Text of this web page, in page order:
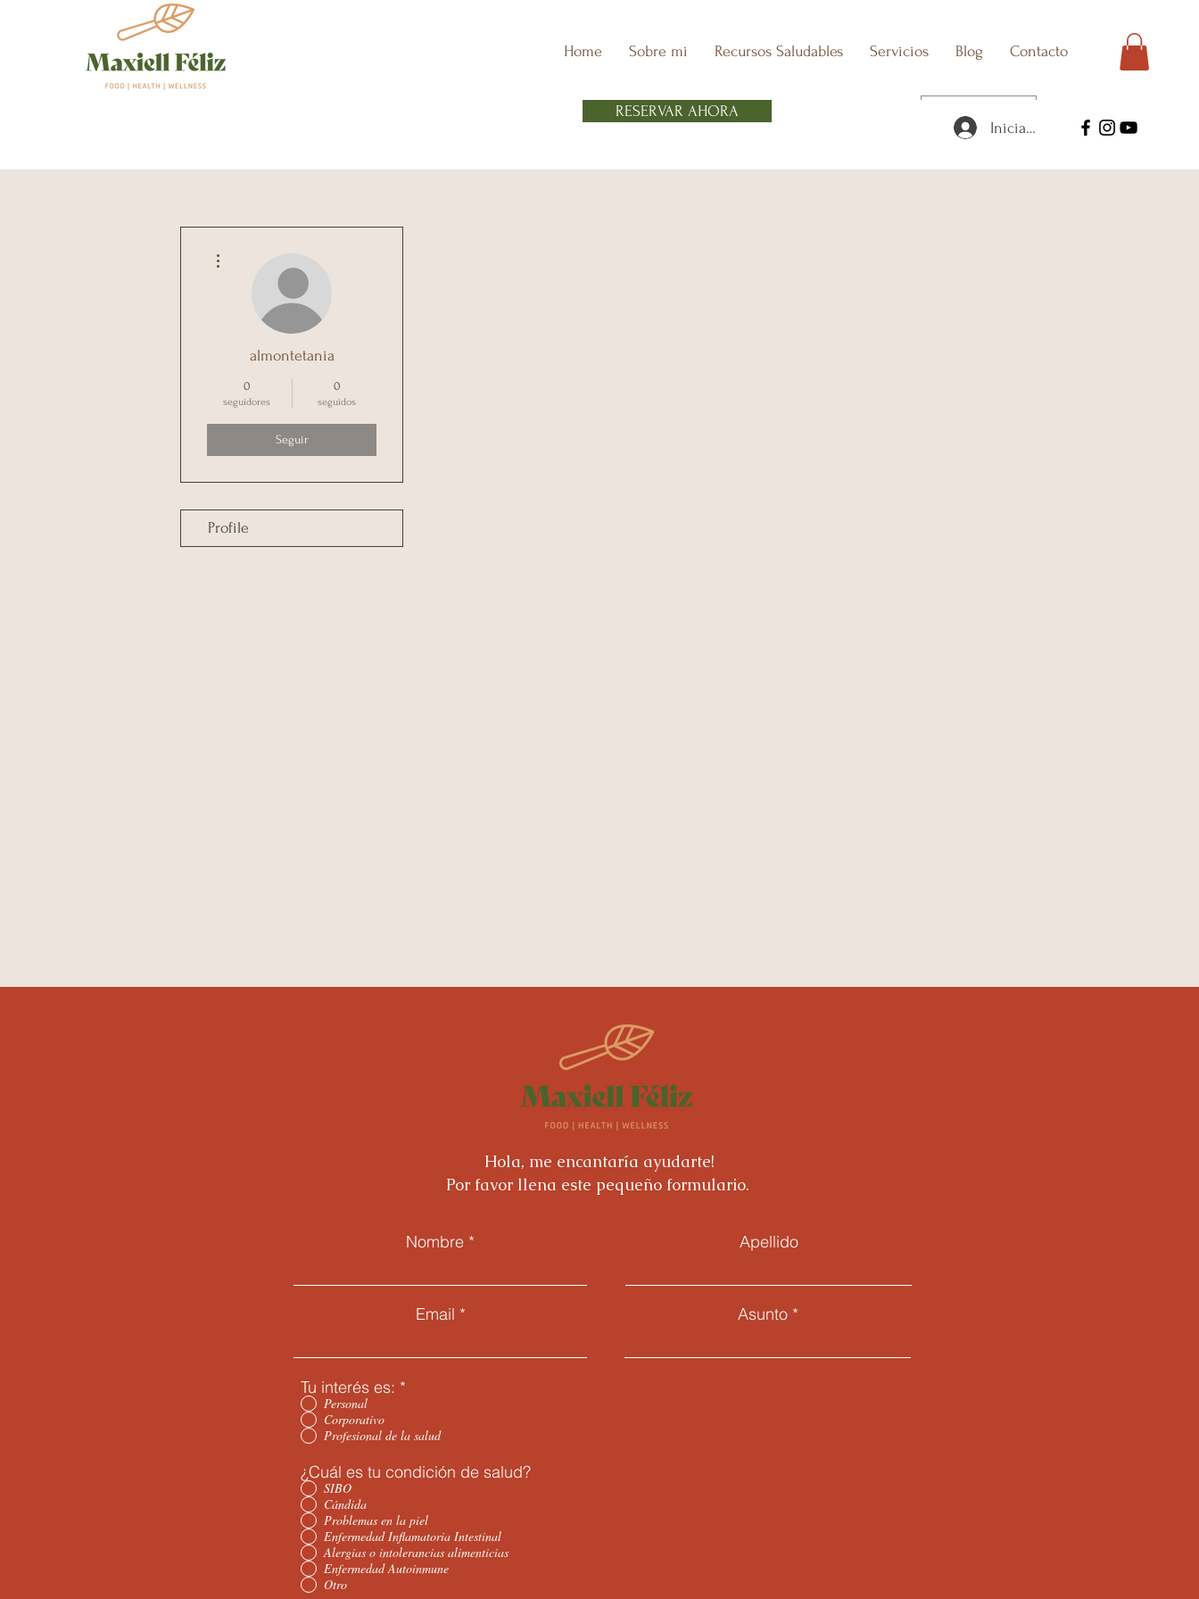
Home Sobre mi Recursos Saludables Servicios Blog Contacto
USD ($)
RESERVAR AHORA
Iniciar sesión
almontetania
0
seguidores
0
seguidos
Seguir
Profile
Nombre
Email
Apellido
Asunto
Tu interés es: *
Personal
Corporativo
Profesional de la salud
¿Cuál es tu condición de salud?
SIBO
Cándida
Problemas en la piel
Enfermedad Inflamatoria Intestinal
Alergias o intolerancias alimenticias
Enfermedad Autoinmune
Otro
Hola, me encantaría ayudarte!
Por favor llena este pequeño formulario.